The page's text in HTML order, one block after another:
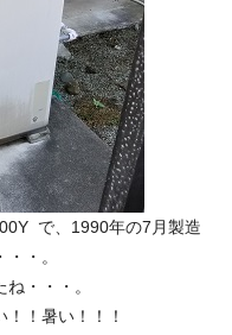
で、1990年の7月製造
・。
・・・。
！暑い！！！